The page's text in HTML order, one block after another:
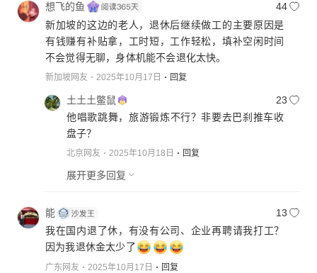
想飞的鱼
44
新加坡的这边的老人，退休后继续做工的主要原因是
有钱赚有补贴拿，工时短，工作轻松，填补空闲时间
不会觉得无聊，身体机能不会退化太快。
新加坡网友 2025年10月17日 回复
土土土鳖鼠
23
他唱歌跳舞，旅游锻炼不行？非要去巴刹推车收
盘子？
北京网友 2025年10月18日 回复
展开更多回复
能
13
我在国内退了休，有没有公司、企业再聘请我打工？
因为我退休金太少了
广东网友 2025年10月17日 回复